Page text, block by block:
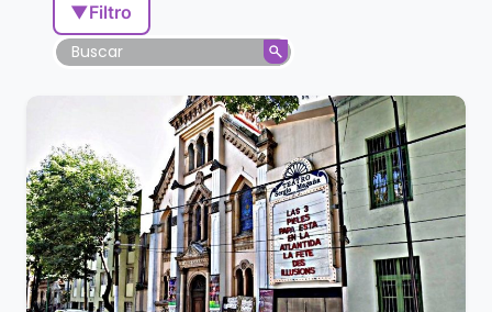
▼Filtro